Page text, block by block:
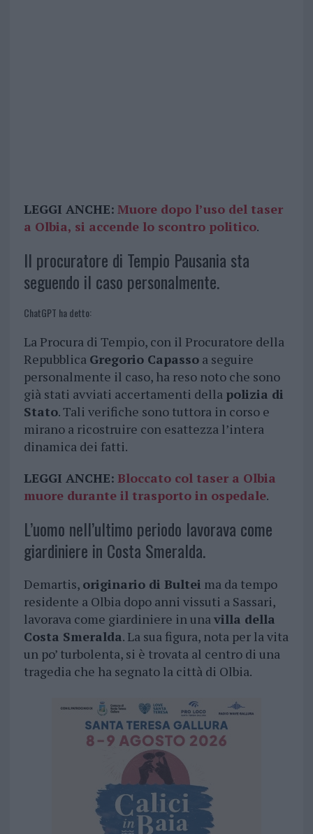
LEGGI ANCHE: Muore dopo l’uso del taser
a Olbia, si accende lo scontro politico.
Il procuratore di Tempio Pausania sta
seguendo il caso personalmente.
ChatGPT ha detto:
La Procura di Tempio, con il Procuratore della
Repubblica Gregorio Capassoa seguire
personalmente il caso, ha reso noto che sono
già stati avviati accertamenti della polizia di
Stato. Tali verifiche sono tuttora in corso e
mirano a ricostruire con esattezza l’intera
dinamica dei fatti.
LEGGI ANCHE: Bloccato col taser a Olbia
muore durante il trasporto in ospedale.
L’uomo nell’ultimo periodo lavorava come
giardiniere in Costa Smeralda.
Demartis, originario di Bultei ma da tempo
residente a Olbia dopo anni vissuti a Sassari,
lavorava come giardiniere in unavilla della
Costa Smeralda. La sua figura, nota per la vita
un po’ turbolenta, si è trovata al centro di una
tragedia che ha segnato la città di Olbia.